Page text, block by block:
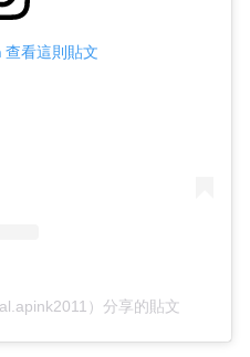
看這則貼文
）分享的貼文